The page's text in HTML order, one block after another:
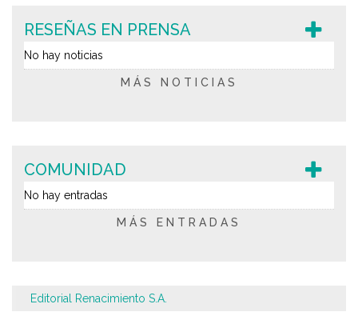
RESEÑAS EN PRENSA
No hay noticias
MÁS NOTICIAS
COMUNIDAD
No hay entradas
MÁS ENTRADAS
Editorial Renacimiento S.A.